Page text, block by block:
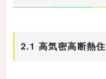
2.1 高気密高断熱